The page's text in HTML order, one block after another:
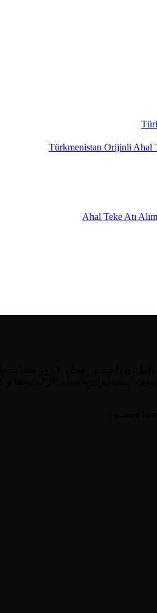
Türkmenistan Orijinli Ahal
Ahal Teke Atı